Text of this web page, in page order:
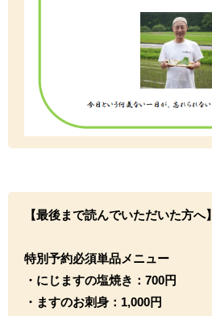
【最後まで読んでいただいた方へ】
特別予約必須単品メニュー
・にじますの塩焼き：700円
・ますのお刺身：1,000円